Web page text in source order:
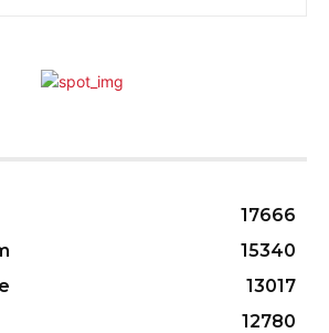
17666
15340
13017
12780